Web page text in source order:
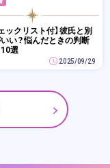
ックリスト付】彼氏と別
い？悩んだときの判断
選
2025/09/29